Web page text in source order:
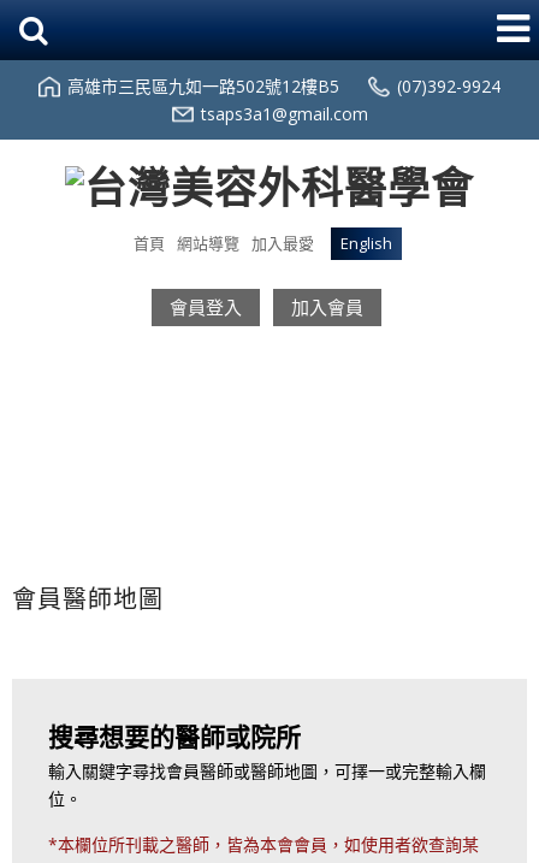
高雄市三民區九如一路502號12樓B5
(07)392-9924
tsaps3a1@gmail.com
首頁 網站導覽 加入最愛 English
會員登入 加入會員
會員醫師地圖
搜尋想要的醫師或院所
輸入關鍵字尋找會員醫師或醫師地圖，可擇一或完整輸入欄
位。
*本欄位所刊載之醫師，皆為本會會員，如使用者欲查詢某